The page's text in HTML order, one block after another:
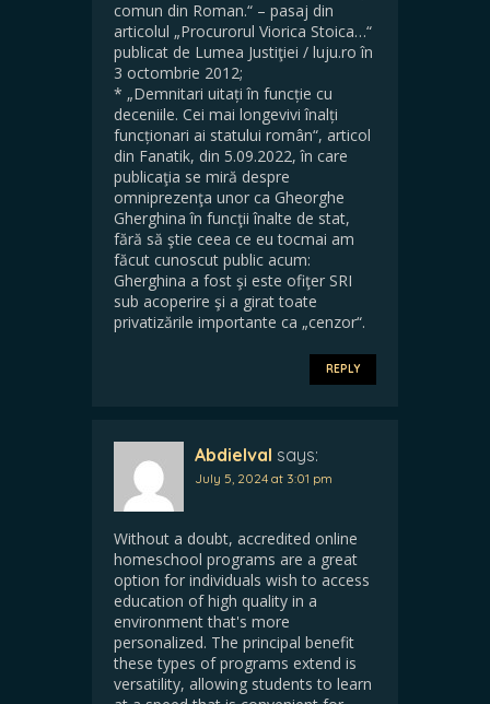
comun din Roman.“ – pasaj din
articolul „Procurorul Viorica Stoica…“
publicat de Lumea Justiţiei / luju.ro în
3 octombrie 2012;
* „Demnitari uitați în funcție cu
deceniile. Cei mai longevivi înalți
funcționari ai statului român“, articol
din Fanatik, din 5.09.2022, în care
publicaţia se miră despre
omniprezenţa unor ca Gheorghe
Gherghina în funcţii înalte de stat,
fără să ştie ceea ce eu tocmai am
făcut cunoscut public acum:
Gherghina a fost şi este ofiţer SRI
sub acoperire şi a girat toate
privatizările importante ca „cenzor“.
REPLY
Abdielval says:
July 5, 2024 at 3:01 pm
Without a doubt, accredited online
homeschool programs are a great
option for individuals wish to access
education of high quality in a
environment that's more
personalized. The principal benefit
these types of programs extend is
versatility, allowing students to learn